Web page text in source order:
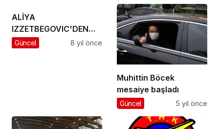
ALİYA
IZZETBEGOVIC'DEN
ÖĞÜTLER
Güncel 8 yıl önce
Muhittin Böcek
mesaiye başladı
Güncel 5 yıl önce